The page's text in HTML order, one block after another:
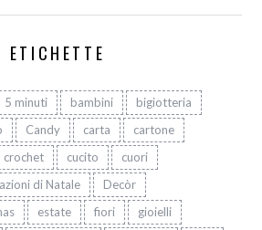
ETICHETTE
5 minuti bambini
bigiotteria
Candy carta
cartone
crochet cucito
cuori
di Natale
Decòr
estate fiori
gioielli